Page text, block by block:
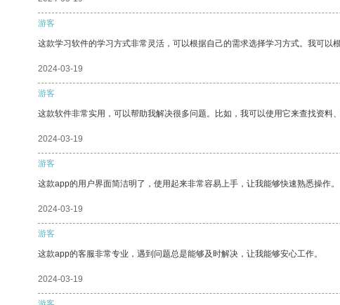
游客
这款学习软件的学习方式非常灵活，可以根据自己的需求选择学习方式。我可以
2024-03-19
游客
这款软件非常实用，可以帮助我解决很多问题。比如，我可以使用它来查找资料
2024-03-19
游客
这款app的用户界面简洁明了，使用起来非常容易上手，让我能够快速熟悉操作。
2024-03-19
游客
这款app的客服非常专业，遇到问题总是能够及时解决，让我能够安心工作。
2024-03-19